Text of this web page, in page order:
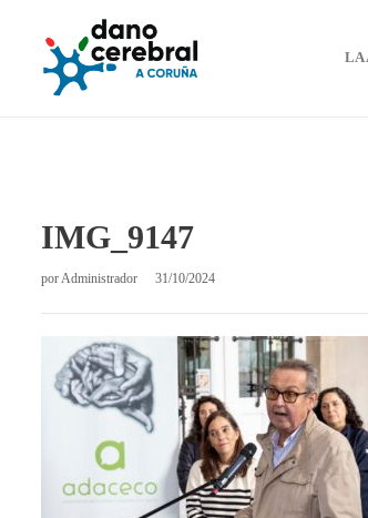
LA
IMG_9147
porAdministrador 31/10/2024